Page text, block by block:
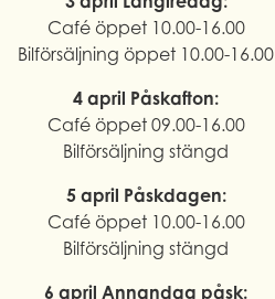
Café öppet 10.00-16.00
Bilförsäljning öppet 10.00-16.00
4 april Påskafton:
Café öppet 09.00-16.00
Bilförsäljning stängd
5 april Påskdagen:
Café öppet 10.00-16.00
Bilförsäljning stängd
6 april Annandag påsk: